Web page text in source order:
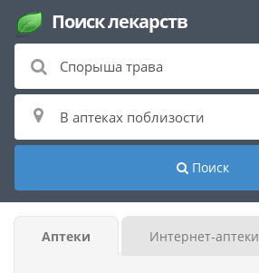
Поиск лекарств
Поиск
Аптеки Интернет-аптеки